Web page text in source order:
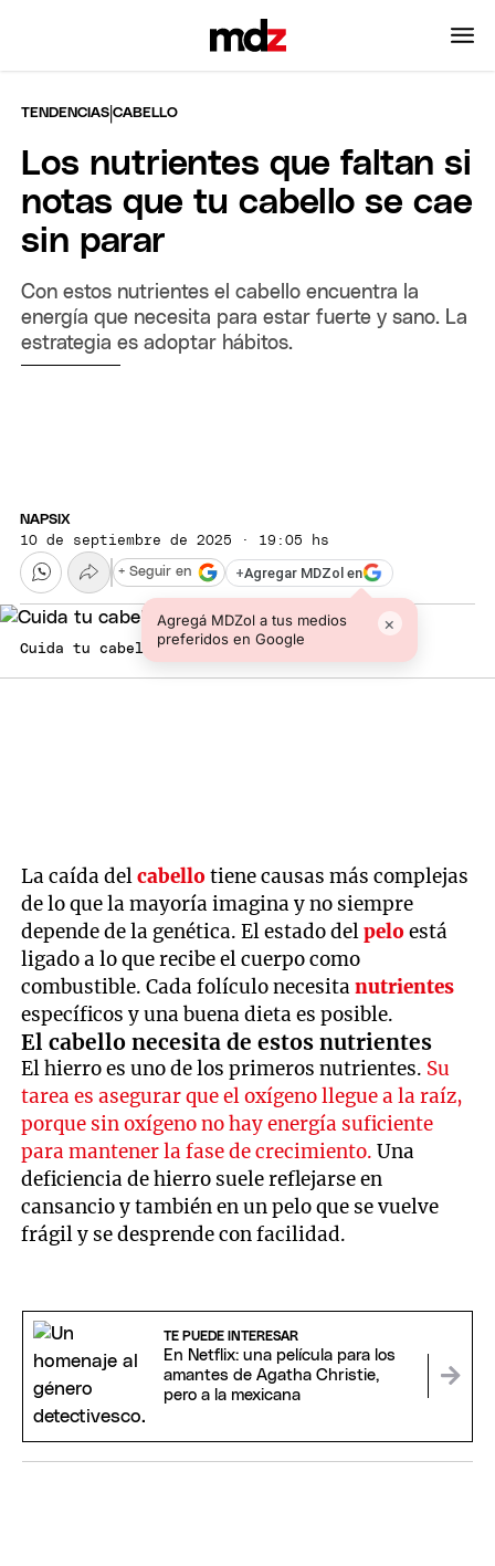
TENDENCIAS |CABELLO
Los nutrientes que faltan si
notas que tu cabello se cae
sin parar
Con estos nutrientes el cabello encuentra la
energía que necesita para estar fuerte y sano. La
estrategia es adoptar hábitos.
NAPSIX
10 de septiembre de 2025 · 19:05 hs
+Agregar MDZol en
Agregá MDZol a tus medios
preferidos en Google
×
+ Seguir en
Cuida tu cabello desde adentro. Foto: Archivo
La caída delcabellotiene causas más complejas
de lo que la mayoría imagina y no siempre
depende de la genética. El estado delpeloestá
ligado a lo que recibe el cuerpo como
combustible. Cada folículo necesitanutrientes
específicos y una buena dieta es posible.
El cabello necesita de estos nutrientes
El hierro es uno de los primeros nutrientes. Su
tarea es asegurar que el oxígeno llegue a la raíz,
porque sin oxígeno no hay energía suficiente
para mantener la fase de crecimiento.Una
deficiencia de hierro suele reflejarse en
cansancio y también en un pelo que se vuelve
frágil y se desprende con facilidad.
TE PUEDE INTERESAR
En Netflix: una película para los
amantes de Agatha Christie,
pero a la mexicana